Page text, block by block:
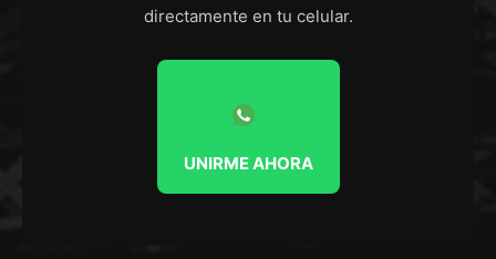
directamente en tu celular.
UNIRME AHORA